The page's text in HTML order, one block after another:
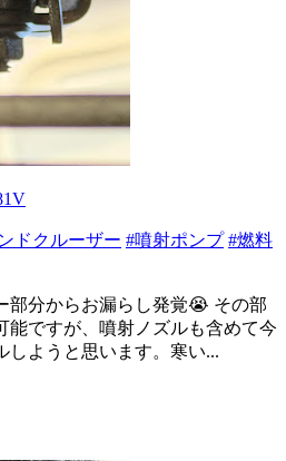
ドクルーザー #噴射ポンプ #燃料
部分からお漏らし発覚😭 その部
能ですが、噴射ノズルも含めて今
しようと思います。寒い...